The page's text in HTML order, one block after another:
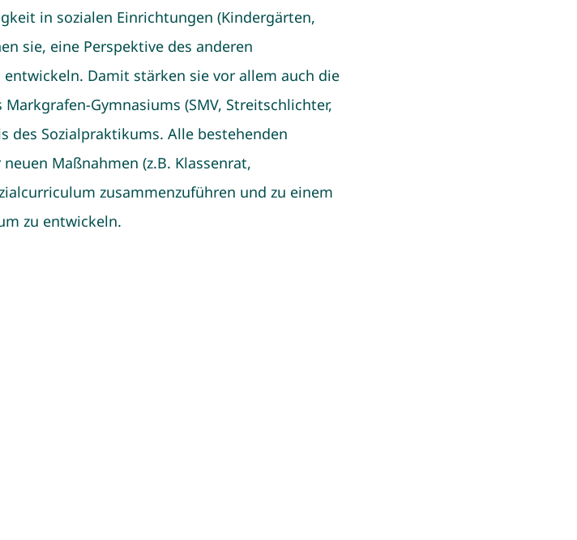
in sozialen Einrichtungen (Kindergärten,
sie, eine Perspektive des anderen
Damit stärken sie vor allem auch die
Gymnasiums (SMV, Streitschlichter,
des Sozialpraktikums. Alle bestehenden
Maßnahmen (z.B. Klassenrat,
zusammenzuführen und zu einem
zu entwickeln.